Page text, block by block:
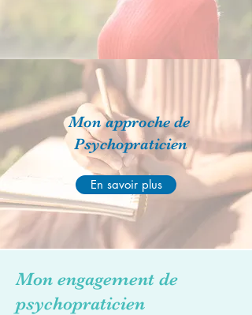
Mon approche de
Psychopraticien
En savoir plus
Mon engagement de
psychopraticien